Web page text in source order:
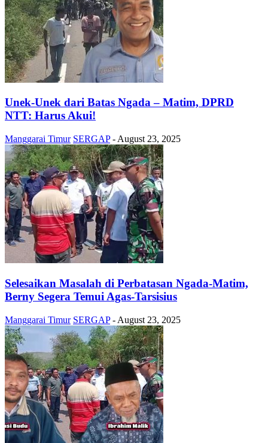
Unek-Unek dari Batas Ngada – Matim, DPRD
NTT: Harus Akui!
Manggarai Timur SERGAP - August 23, 2025
Selesaikan Masalah di Perbatasan Ngada-Matim,
Berny Segera Temui Agas-Tarsisius
Manggarai Timur SERGAP - August 23, 2025